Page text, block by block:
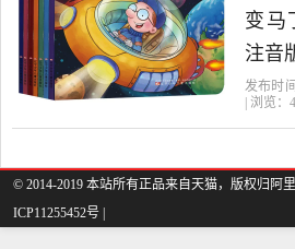
画书
变马
注音
籍3-
播是
发布时
| 浏览：
© 2014-2019 本站所有正品来自天猫，版权归阿
ICP11255452号 |